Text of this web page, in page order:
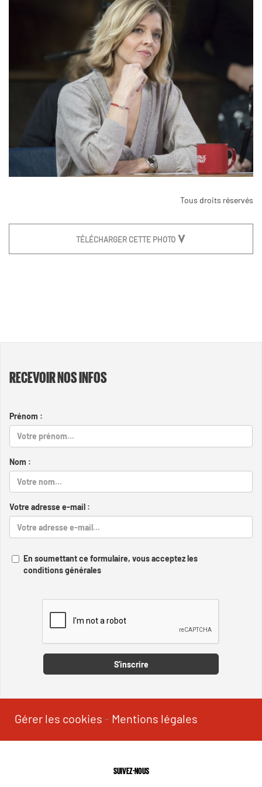
Tous droits réservés
TÉLÉCHARGER CETTE PHOTO
RECEVOIR NOS INFOS
Prénom :
Nom :
Votre adresse e-mail :
En soumettant ce formulaire, vous acceptez les
conditions générales
S'inscrire
Gérer les cookies - Mentions légales
SUIVEZ-NOUS